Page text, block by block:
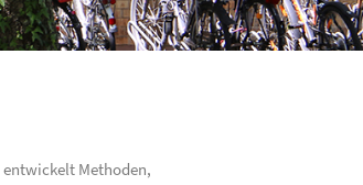
entwickelt Methoden,